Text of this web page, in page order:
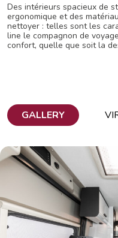
Des intérieurs spacieux de
ergonomique et des
nettoyer : telles sont les
line le compagnon de
confort, quelle que soit la
GALLERY